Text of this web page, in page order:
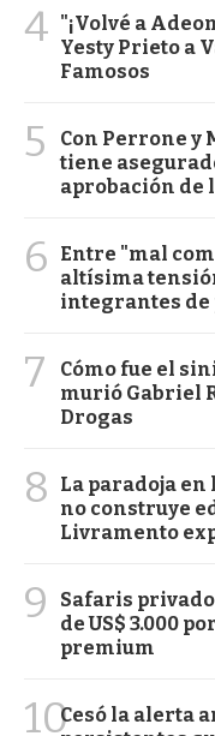
4 "¡Volvé a
Yesty Prieto a
Famosos
5
Con Perrone y
tiene
aprobación de
6
Entre "mal
altísima
integrantes
7
Cómo fue el
murió Gabriel
Drogas
8
La paradoja
no construye
Livramento
9
Safaris
de US$ 3.000
premium
10Cesó la alerta